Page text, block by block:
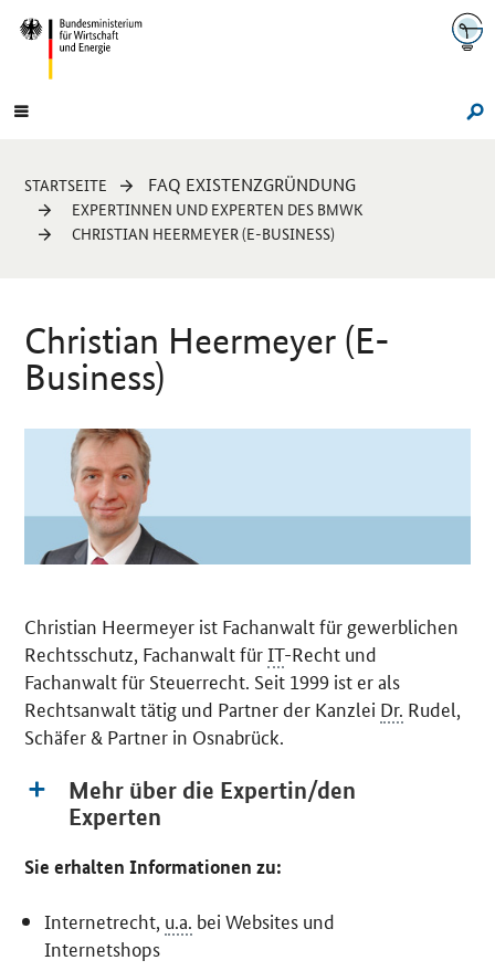
Navigation
Hauptmenü
Sie
sind
hier:
STARTSEITE FAQ EXISTENZGRÜNDUNG
EXPERTINNEN UND EXPERTEN DES BMWK
CHRISTIAN HEERMEYER (E-BUSINESS)
Christian Heermeyer (E-
Business)
Christian Heermeyer ist Fachanwalt für gewerblichen
Rechtsschutz, Fachanwalt fürIT-Recht und
Fachanwalt für Steuerrecht. Seit 1999 ist er als
Rechtsanwalt tätig und Partner der Kanzlei Dr. Rudel,
Schäfer & Partner in Osnabrück.
Mehr über die Expertin/den
Experten
Sie erhalten Informationen zu:
Internetrecht, u.a. bei Websites und
Internetshops